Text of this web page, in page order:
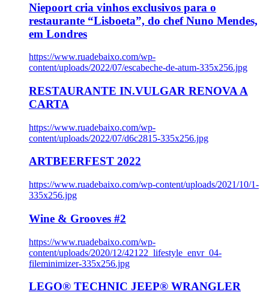
Niepoort cria vinhos exclusivos para o
restaurante “Lisboeta”, do chef Nuno Mendes,
em Londres
https://www.ruadebaixo.com/wp-
content/uploads/2022/07/escabeche-de-atum-335x256.jpg
RESTAURANTE IN.VULGAR RENOVA A
CARTA
https://www.ruadebaixo.com/wp-
content/uploads/2022/07/d6c2815-335x256.jpg
ARTBEERFEST 2022
https://www.ruadebaixo.com/wp-content/uploads/2021/10/1-
335x256.jpg
Wine & Grooves #2
https://www.ruadebaixo.com/wp-
content/uploads/2020/12/42122_lifestyle_envr_04-
fileminimizer-335x256.jpg
LEGO® TECHNIC JEEP® WRANGLER